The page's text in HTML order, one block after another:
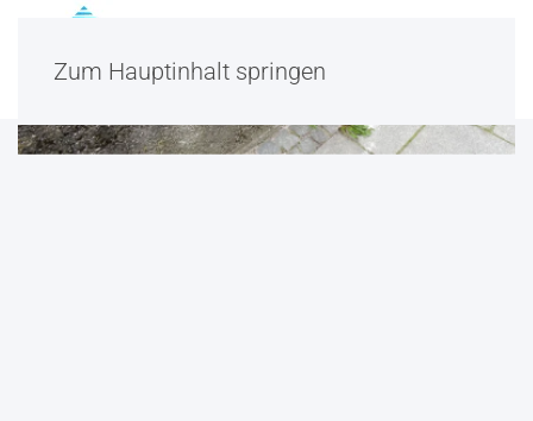
Zum Hauptinhalt springen